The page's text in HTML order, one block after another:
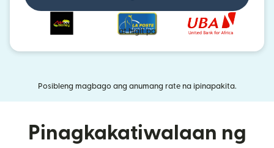
at higit pa
Posibleng magbago ang anumang rate na ipinapakita.
Pinagkakatiwalaan ng